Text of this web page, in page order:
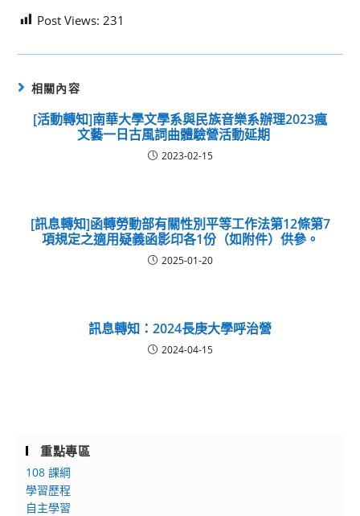
Post Views: 231
相關內容
[活動轉知]南華大學文學系與民族音樂系辦理2023瘋
文藝一日古風詞曲體驗營活動延期
2023-02-15
[訊息轉知]函轉勞動部有關性別平等工作法第12條第7
項規定之適用疑義函影印各1份（如附件）供參。
2025-01-20
訊息轉知：2024長庚大學呼治營
2024-04-15
重點專區
108 課綱
學習歷程
自主學習